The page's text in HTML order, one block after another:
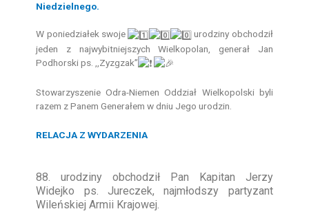
Niedzielnego.
W poniedziałek swoje
urodziny obchodził
jeden z najwybitniejszych Wielkopolan, generał Jan
Podhorski ps. ,,Zyzgzak”
Stowarzyszenie Odra-Niemen Oddział Wielkopolski byli
razem z Panem Generałem w dniu Jego urodzin.
RELACJA Z WYDARZENIA
88. urodziny obchodził Pan Kapitan Jerzy
Widejko ps. Jureczek, najmłodszy partyzant
Wileńskiej Armii Krajowej.